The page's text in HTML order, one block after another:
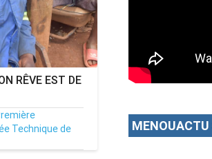
RÊVE EST DE
Technique de
MENOUACTU